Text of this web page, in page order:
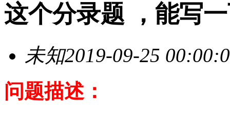
这个分录题 ，能写
未知2019-09-25
问题描述：